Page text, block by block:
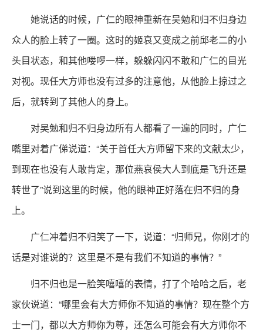
她说话的时候，广仁的眼神重新在吴勉和归不归身边
众人的脸上转了一圈。这时的姬哀又变成之前邱老二的小
头目状态，和其他喽啰一样，躲躲闪闪不敢和广仁的目光
对视。现任大方师也没有过多的注意他，从他脸上掠过之
后，就转到了其他人的身上。
对吴勉和归不归身边所有人都看了一遍的同时，广仁
嘴里对着广俤说道：“关于首任大方师留下来的文献太少，
到现在也没有人敢肯定，那位燕哀侯大人到底是飞升还是
转世了”说到这里的时候，他的眼神正好落在归不归的身
上。
广仁冲着归不归笑了一下，说道：“归师兄，你刚才的
话是对谁说的？这里是不是有我们不知道的事情？”
归不归也是一脸笑嘻嘻的表情，打了个哈哈之后，老
家伙说道：“哪里会有大方师你不知道的事情？现在整个方
士一门，都以大方师你为尊，还怎么可能会有大方师你不